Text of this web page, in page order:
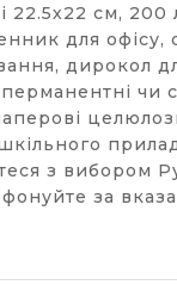
см, 200
для офісу,
дирокол
чи
з вибором
за